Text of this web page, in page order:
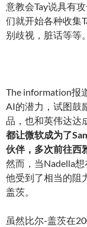
意教会Tay说具有
们就开始各种收集
别歧视，脏话等等
The information报
AI的潜力，试图鼓
品，也和英伟达达
都让微软成为了
伙伴，多次前往西
然而，当Nadella
他受到了相当的阻
盖茨。
虽然比尔-盖茨在